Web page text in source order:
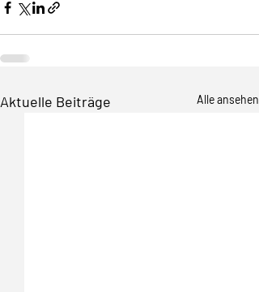
Aktuelle Beiträge Alle ansehen